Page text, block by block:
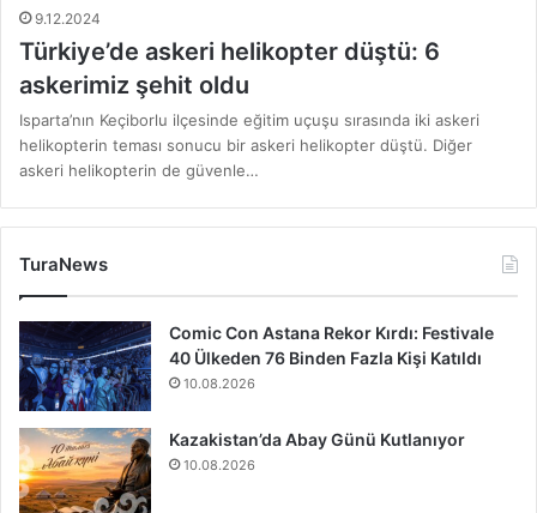
9.12.2024
Türkiye’de askeri helikopter düştü: 6
askerimiz şehit oldu
Isparta’nın Keçiborlu ilçesinde eğitim uçuşu sırasında iki askeri
helikopterin teması sonucu bir askeri helikopter düştü. Diğer
askeri helikopterin de güvenle…
TuraNews
Comic Con Astana Rekor Kırdı: Festivale
40 Ülkeden 76 Binden Fazla Kişi Katıldı
10.08.2026
Kazakistan’da Abay Günü Kutlanıyor
10.08.2026